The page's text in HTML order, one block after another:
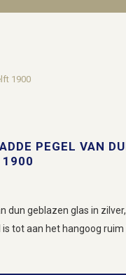
1900
PEGEL VAN
1900
dun geblazen glas in
tot aan het hangoog ruim